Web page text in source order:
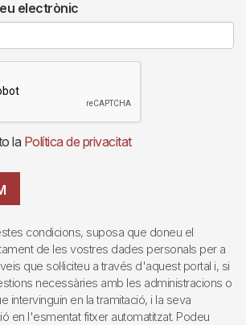
electrònic
la Política de privacitat
condicions, suposa que doneu el
de les vostres dades personals per a
que sol·liciteu a través d'aquest portal i, si
necessàries amb les administracions o
intervinguin en la tramitació, i la seva
en l'esmentat fitxer automatitzat. Podeu